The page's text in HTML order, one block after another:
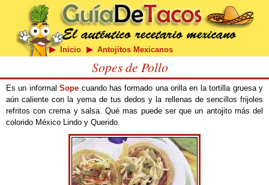
Inicio Antojitos Mexicanos
Sopes de Pollo
Es un informalSope cuando has formado una orilla en la tortilla gruesa y
aún caliente con la yema de tus dedos y la rellenas de sencillos frijoles
refritos con crema y salsa. Qué mas puede ser que un antojito más del
colorido México Lindo y Querido.